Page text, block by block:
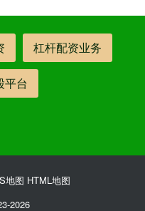
杠杆配资业务
平台
地图 HTML地图
2026